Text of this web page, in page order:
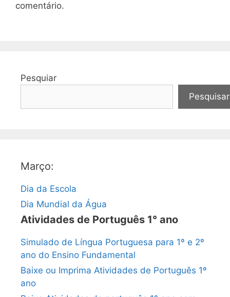
comentário.
Pesquiar
Pesquisar
Março:
Dia da Escola
Dia Mundial da Água
Atividades de Português 1° ano
Simulado de Língua Portuguesa para 1º e 2º
ano do Ensino Fundamental
Baixe ou Imprima Atividades de Português 1º
ano